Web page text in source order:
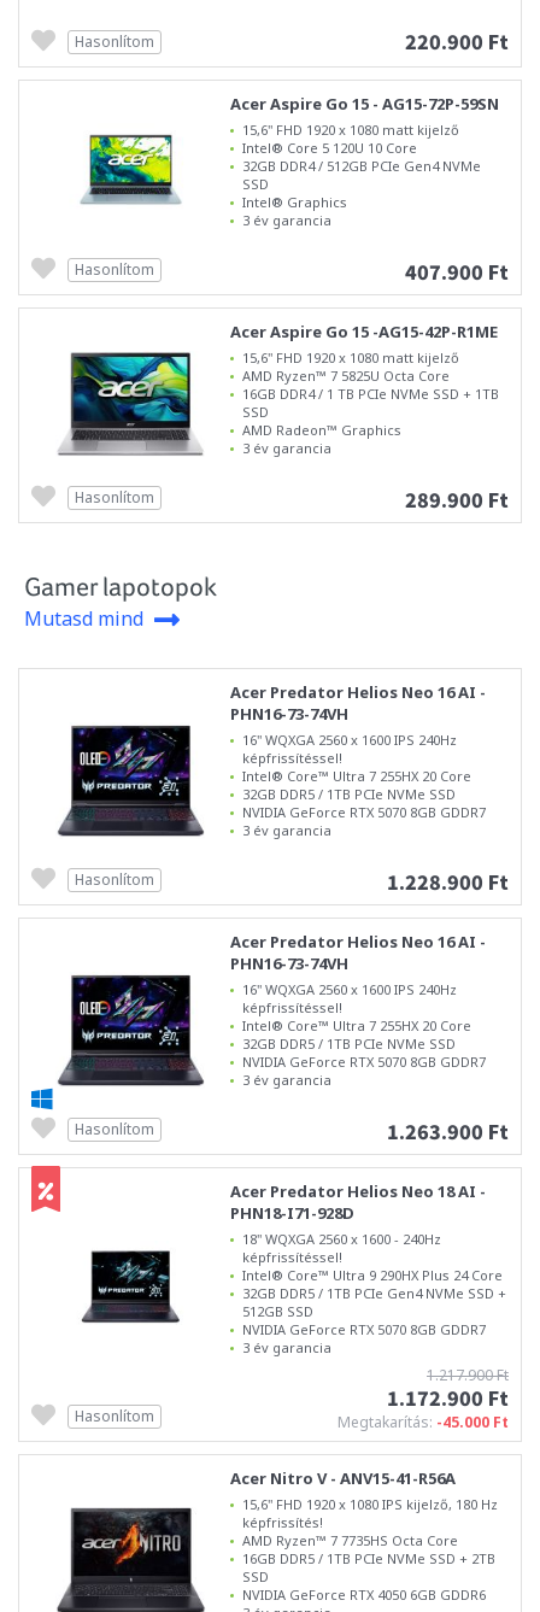
220.900 Ft
Hasonlítom
Acer Aspire Go 15 - AG15-72P-59SN
15,6" FHD 1920 x 1080 matt kijelző
Intel® Core 5 120U 10 Core
32GB DDR4 / 512GB PCIe Gen4 NVMe
SSD
Intel® Graphics
3 év garancia
407.900 Ft
Hasonlítom
Acer Aspire Go 15 -AG15-42P-R1ME
15,6" FHD 1920 x 1080 matt kijelző
AMD Ryzen™ 7 5825U Octa Core
16GB DDR4 / 1 TB PCIe NVMe SSD + 1TB
SSD
AMD Radeon™ Graphics
3 év garancia
289.900 Ft
Hasonlítom
Gamer lapotopok
Mutasd mind
Acer Predator Helios Neo 16 AI -
PHN16-73-74VH
16" WQXGA 2560 x 1600 IPS 240Hz
képfrissítéssel!
Intel® Core™ Ultra 7 255HX 20 Core
32GB DDR5 / 1TB PCIe NVMe SSD
NVIDIA GeForce RTX 5070 8GB GDDR7
3 év garancia
1.228.900 Ft
Hasonlítom
Acer Predator Helios Neo 16 AI -
PHN16-73-74VH
16" WQXGA 2560 x 1600 IPS 240Hz
képfrissítéssel!
Intel® Core™ Ultra 7 255HX 20 Core
32GB DDR5 / 1TB PCIe NVMe SSD
NVIDIA GeForce RTX 5070 8GB GDDR7
3 év garancia
1.263.900 Ft
Hasonlítom
Acer Predator Helios Neo 18 AI -
PHN18-I71-928D
18" WQXGA 2560 x 1600 - 240Hz
képfrissítéssel!
Intel® Core™ Ultra 9 290HX Plus 24 Core
32GB DDR5 / 1TB PCIe Gen4 NVMe SSD +
512GB SSD
NVIDIA GeForce RTX 5070 8GB GDDR7
3 év garancia
1.217.900 Ft
1.172.900 Ft
Megtakarítás: -45.000 Ft
Hasonlítom
Acer Nitro V - ANV15-41-R56A
15,6" FHD 1920 x 1080 IPS kijelző, 180 Hz
képfrissítés!
AMD Ryzen™ 7 7735HS Octa Core
16GB DDR5 / 1TB PCIe NVMe SSD + 2TB
SSD
NVIDIA GeForce RTX 4050 6GB GDDR6